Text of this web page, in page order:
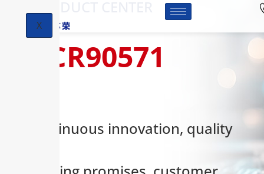
X
HCR90571
Continuous innovation, quality